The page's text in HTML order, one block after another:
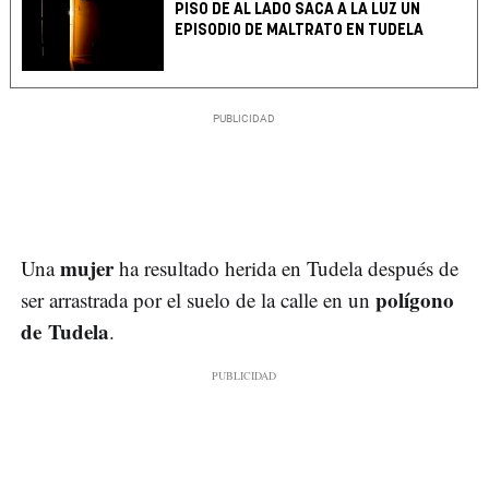
PISO DE AL LADO SACA A LA LUZ UN
EPISODIO DE MALTRATO EN TUDELA
Unamujerha resultado herida en Tudela después de
ser arrastrada por el suelo de la calle en un polígono
de Tudela.